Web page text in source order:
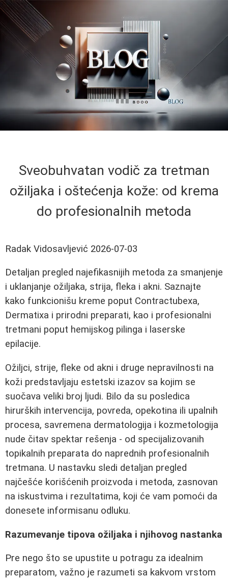
Sveobuhvatan vodič za tretman
ožiljaka i oštećenja kože: od krema
do profesionalnih metoda
Radak Vidosavljević 2026-07-03
Detaljan pregled najefikasnijih metoda za smanjenje
i uklanjanje ožiljaka, strija, fleka i akni. Saznajte
kako funkcionišu kreme poput Contractubexa,
Dermatixa i prirodni preparati, kao i profesionalni
tretmani poput hemijskog pilinga i laserske
epilacije.
Ožiljci, strije, fleke od akni i druge nepravilnosti na
koži predstavljaju estetski izazov sa kojim se
suočava veliki broj ljudi. Bilo da su posledica
hirurških intervencija, povreda, opekotina ili upalnih
procesa, savremena dermatologija i kozmetologija
nude čitav spektar rešenja - od specijalizovanih
topikalnih preparata do naprednih profesionalnih
tretmana. U nastavku sledi detaljan pregled
najčešće korišćenih proizvoda i metoda, zasnovan
na iskustvima i rezultatima, koji će vam pomoći da
donesete informisanu odluku.
Razumevanje tipova ožiljaka i njihovog nastanka
Pre nego što se upustite u potragu za idealnim
preparatom, važno je razumeti sa kakvom vrstom